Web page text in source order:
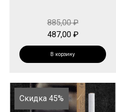
885,00₽
487,00 ₽
В корзину
Скидка 45%